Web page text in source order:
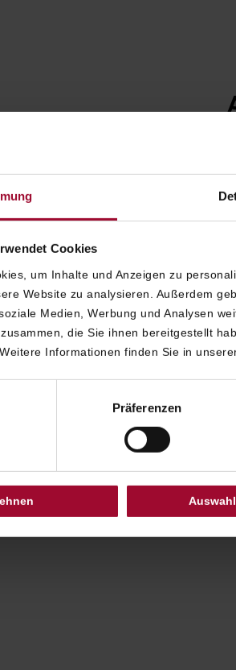
Cookies
um Inhalte und Anzeigen zu
Website zu analysieren. Außerdem
Medien, Werbung und Analysen
die Sie ihnen bereitgestellt
Informationen finden Sie in
Präferenzen